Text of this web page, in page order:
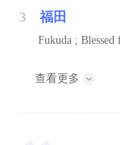
3 福田
Fukuda ;
查看更多